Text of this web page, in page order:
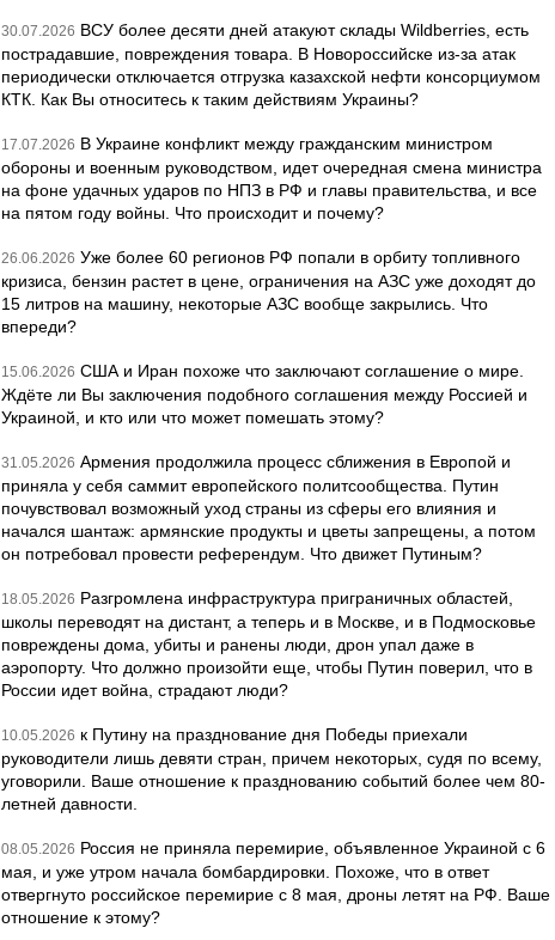
30.07.2026 ВСУ более десяти дней атакуют склады Wildberries, есть
пострадавшие, повреждения товара. В Новороссийске из-за атак
периодически отключается отгрузка казахской нефти консорциумом
КТК. Как Вы относитесь к таким действиям Украины?
17.07.2026 В Украине конфликт между гражданским министром
обороны и военным руководством, идет очередная смена министра
на фоне удачных ударов по НПЗ в РФ и главы правительства, и все
на пятом году войны. Что происходит и почему?
26.06.2026 Уже более 60 регионов РФ попали в орбиту топливного
кризиса, бензин растет в цене, ограничения на АЗС уже доходят до
15 литров на машину, некоторые АЗС вообще закрылись. Что
впереди?
15.06.2026 США и Иран похоже что заключают соглашение о мире.
Ждёте ли Вы заключения подобного соглашения между Россией и
Украиной, и кто или что может помешать этому?
31.05.2026 Армения продолжила процесс сближения в Европой и
приняла у себя саммит европейского политсообщества. Путин
почувствовал возможный уход страны из сферы его влияния и
начался шантаж: армянские продукты и цветы запрещены, а потом
он потребовал провести референдум. Что движет Путиным?
18.05.2026 Разгромлена инфраструктура приграничных областей,
школы переводят на дистант, а теперь и в Москве, и в Подмосковье
повреждены дома, убиты и ранены люди, дрон упал даже в
аэропорту. Что должно произойти еще, чтобы Путин поверил, что в
России идет война, страдают люди?
10.05.2026 к Путину на празднование дня Победы приехали
руководители лишь девяти стран, причем некоторых, судя по всему,
уговорили. Ваше отношение к празднованию событий более чем 80-
летней давности.
08.05.2026 Россия не приняла перемирие, объявленное Украиной с 6
мая, и уже утром начала бомбардировки. Похоже, что в ответ
отвергнуто российское перемирие с 8 мая, дроны летят на РФ. Ваше
отношение к этому?